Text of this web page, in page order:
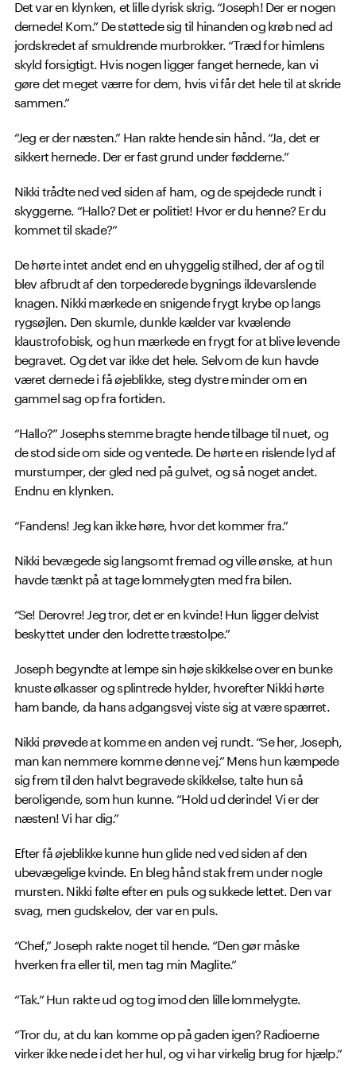
Det var en klynken, et lille dyrisk skrig. “Joseph! Der er nogen
dernede! Kom.” De støttede sig til hinanden og krøb ned ad
jordskredet af smuldrende murbrokker. “Træd for himlens
skyld forsigtigt. Hvis nogen ligger fanget hernede, kan vi
gøre det meget værre for dem, hvis vi får det hele til at skride
sammen.”
“Jeg er der næsten.” Han rakte hende sin hånd. “Ja, det er
sikkert hernede. Der er fast grund under fødderne.”
Nikki trådte ned ved siden af ham, og de spejdede rundt i
skyggerne. “Hallo? Det er politiet! Hvor er du henne? Er du
kommet til skade?”
De hørte intet andet end en uhyggelig stilhed, der af og til
blev afbrudt af den torpederede bygnings ildevarslende
knagen. Nikki mærkede en snigende frygt krybe op langs
rygsøjlen. Den skumle, dunkle kælder var kvælende
klaustrofobisk, og hun mærkede en frygt for at blive levende
begravet. Og det var ikke det hele. Selvom de kun havde
været dernede i få øjeblikke, steg dystre minder om en
gammel sag op fra fortiden.
“Hallo?” Josephs stemme bragte hende tilbage til nuet, og
de stod side om side og ventede. De hørte en rislende lyd af
murstumper, der gled ned på gulvet, og så noget andet.
Endnu en klynken.
“Fandens! Jeg kan ikke høre, hvor det kommer fra.”
Nikki bevægede sig langsomt fremad og ville ønske, at hun
havde tænkt på at tage lommelygten med fra bilen.
“Se! Derovre! Jeg tror, det er en kvinde! Hun ligger delvist
beskyttet under den lodrette træstolpe.”
Joseph begyndte at lempe sin høje skikkelse over en bunke
knuste ølkasser og splintrede hylder, hvorefter Nikki hørte
ham bande, da hans adgangsvej viste sig at være spærret.
Nikki prøvede at komme en anden vej rundt. “Se her, Joseph,
man kan nemmere komme denne vej.” Mens hun kæmpede
sig frem til den halvt begravede skikkelse, talte hun så
beroligende, som hun kunne. “Hold ud derinde! Vi er der
næsten! Vi har dig.”
Efter få øjeblikke kunne hun glide ned ved siden af den
ubevægelige kvinde. En bleg hånd stak frem under nogle
mursten. Nikki følte efter en puls og sukkede lettet. Den var
svag, men gudskelov, der var en puls.
“Chef,” Joseph rakte noget til hende. “Den gør måske
hverken fra eller til, men tag min Maglite.”
“Tak.” Hun rakte ud og tog imod den lille lommelygte.
“Tror du, at du kan komme op på gaden igen? Radioerne
virker ikke nede i det her hul, og vi har virkelig brug for hjælp.”